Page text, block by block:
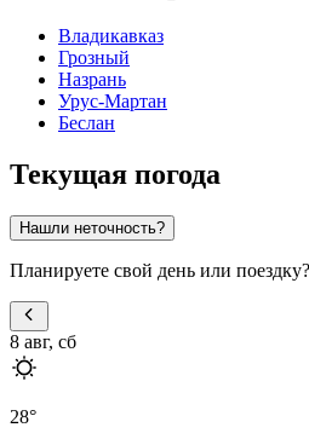
Владикавказ
Грозный
Назрань
Урус-Мартан
Беслан
Текущая погода
Нашли неточность?
Планируете свой день или
8 авг, сб
28°